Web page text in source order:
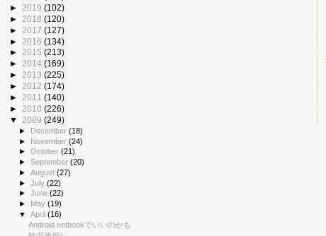
► 2019 (102)
► 2018 (120)
► 2017 (127)
► 2016 (134)
► 2015 (213)
► 2014 (169)
► 2013 (225)
► 2012 (174)
► 2011 (140)
► 2010 (226)
▼ 2009 (249)
► December(18)
► November(24)
►October(21)
►September(20)
►August(27)
►July(22)
►June(22)
►
May(19)
▼April(16)
Android netbookでいいのかも